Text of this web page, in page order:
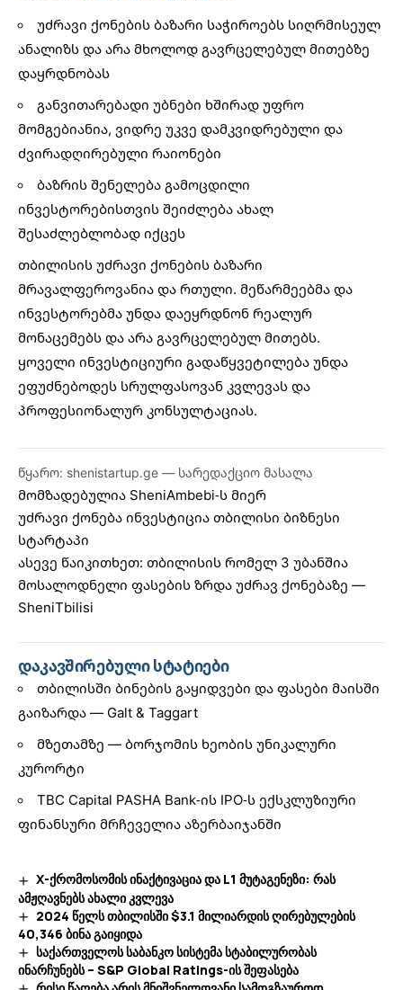
უძრავი ქონების ბაზარი საჭიროებს სიღრმისეულ
ანალიზს და არა მხოლოდ გავრცელებულ მითებზე
დაყრდნობას
განვითარებადი უბნები ხშირად უფრო
მომგებიანია, ვიდრე უკვე დამკვიდრებული და
ძვირადღირებული რაიონები
ბაზრის შენელება გამოცდილი
ინვესტორებისთვის შეიძლება ახალ
შესაძლებლობად იქცეს
თბილისის უძრავი ქონების ბაზარი
მრავალფეროვანია და რთული. მეწარმეებმა და
ინვესტორებმა უნდა დაეყრდნონ რეალურ
მონაცემებს და არა გავრცელებულ მითებს.
ყოველი ინვესტიციური გადაწყვეტილება უნდა
ეფუძნებოდეს სრულფასოვან კვლევას და
პროფესიონალურ კონსულტაციას.
წყარო: shenistartup.ge — სარედაქციო მასალა
მომზადებულია SheniAmbebi-ს მიერ
უძრავი ქონება ინვესტიცია თბილისი ბიზნესი
სტარტაპი
ასევე წაიკითხეთ: თბილისის რომელ 3 უბანშია
მოსალოდნელი ფასების ზრდა უძრავ ქონებაზე —
SheniTbilisi
დაკავშირებული სტატიები
თბილისში ბინების გაყიდვები და ფასები მაისში
გაიზარდა — Galt & Taggart
მზეთამზე — ბორჯომის ხეობის უნიკალური
კურორტი
TBC Capital PASHA Bank-ის IPO-ს ექსკლუზიური
ფინანსური მრჩეველია აზერბაიჯანში
X-ქრომოსომის ინაქტივაცია და L1 მუტაგენეზი: რას
ამჟღავნებს ახალი კვლევა
2024 წელს თბილისში $3.1 მილიარდის ღირებულების
40,346 ბინა გაიყიდა
საქართველოს საბანკო სისტემა სტაბილურობას
ინარჩუნებს – S&P Global Ratings-ის შეფასება